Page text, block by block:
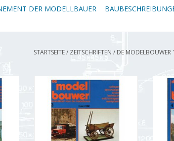
DER MODELLBAUER
STARTSEITE/ ZEITSCHRIFTEN / DE
De Modelbouwer 95.82.003
Jahrgang "De Modelbouwer"
Ausgabe : 82.003 (PDF)
ZUM WARENKORB HINZUFÜGEN